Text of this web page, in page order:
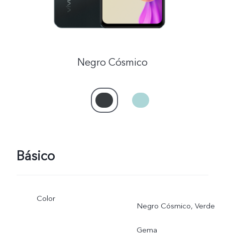
Negro Cósmico
Básico
Color
Negro Cósmico, Verde
Gema